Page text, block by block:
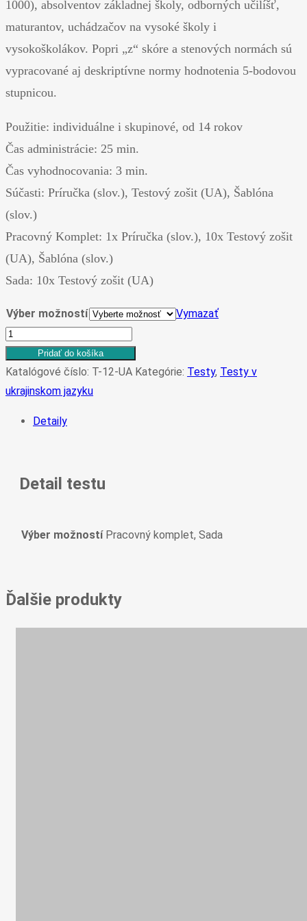
1000), absolventov základnej školy, odborných učilíšť,
maturantov, uchádzačov na vysoké školy i
vysokoškolákov. Popri „z“ skóre a stenových normách sú
vypracované aj deskriptívne normy hodnotenia 5-bodovou
stupnicou.
Použitie: individuálne i skupinové, od 14 rokov
Čas administrácie: 25 min.
Čas vyhodnocovania: 3 min.
Súčasti: Príručka (slov.), Testový zošit (UA), Šablóna
(slov.)
Pracovný Komplet: 1x Príručka (slov.), 10x Testový zošit
(UA), Šablóna (slov.)
Sada: 10x Testový zošit (UA)
Výber možností
Vymazať
množstvo
T-
12
NÁZOROVÉ
Pridať do košíka
Katalógové číslo: T-12-UA Kategórie: Testy, Testy v
ukrajinskom jazyku
Detaily
Detail testu
Výber možností Pracovný komplet, Sada
Ďalšie produkty